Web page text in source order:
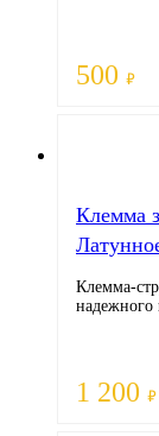
500 ₽
Клемма
1 200 ₽
Клемма-
надежного